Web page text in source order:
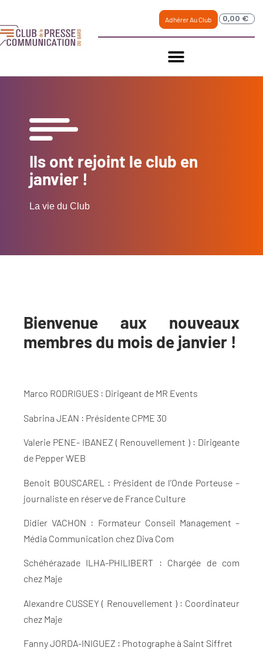
Adhérer Au Club 0,00 €
Ils ont rejoint le club en
janvier !
La vie du Club
Bienvenue aux nouveaux
membres du mois de janvier !
Marco RODRIGUES : Dirigeant de MR Events
Sabrina JEAN : Présidente CPME 30
Valerie PENE- IBANEZ ( Renouvellement ) : Dirigeante
de Pepper WEB
Benoit BOUSCAREL : Président de l’Onde Porteuse –
journaliste en réserve de France Culture
Didier VACHON : Formateur Conseil Management –
Média Communication chez Diva Com
Schéhérazade ILHA-PHILIBERT : Chargée de com
chez Maje
Alexandre CUSSEY ( Renouvellement ) : Coordinateur
chez Maje
Fanny JORDA-INIGUEZ : Photographe à Saint Siffret